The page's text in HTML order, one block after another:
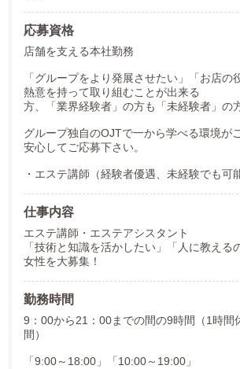
応募資格
店舗を支える本社勤務
「グループをより発展させたい」「お店の
熱意を持って取り組むことが出来る
方、「業界経験者」の方も「未経験者」の
グループ独自のOJTで一から学べる環境が
安心してご応募下さい。
・エステ講師（経験者優遇、未経験でも可
仕事内容
エステ講師・エステアシスタント
「技術と知識を活かしたい」「人に教える
女性を大募集！
勤務時間
9：00から21：00までの間の9時間（1時間
間）
「9:00～18:00」「10:00～19:00」